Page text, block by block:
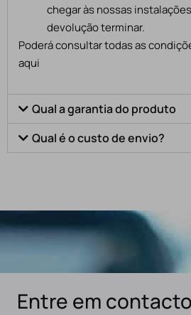
chegar às nossas
devolução terminar.
Poderá consultar todas as
aqui
Qual a garantia do produto
Qual é o custo de envio?
Entre em contacto